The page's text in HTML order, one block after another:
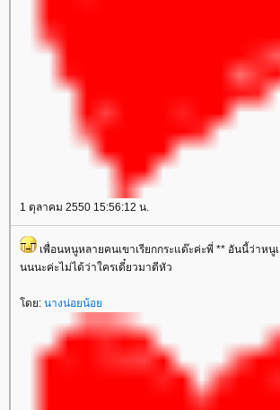
1 ตุลาคม 2550 15:56:12 น.
เพื่อนหนูหลายคนเขาเรียกกระแด๊ะค่ะพี่ ** อันนี้ว่าหนู
นนนะค่ะไม่ได้ว่าใครเดี๋ยวมาตีหัว
ดย: นางน่อยน้อ